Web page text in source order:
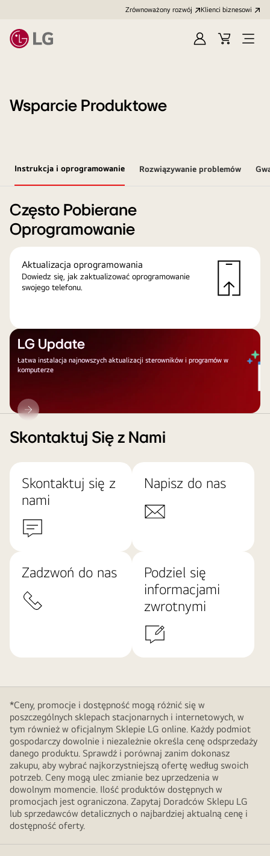
Zrównoważony rozwój Klienci biznesowi
ZalogujKoszyk
Wsparcie Produktowe
Instrukcja i oprogramowanie Rozwiązywanie problemów
Często Pobierane
Oprogramowanie
Aktualizacja oprogramowania
Dowiedz się, jak zaktualizować oprogramowanie
swojego telefonu.
LG Update
Łatwa instalacja najnowszych aktualizacji sterowników i programów w
komputerze
LG
Update
Skontaktuj Się z Nami
Skontaktuj się z
nami
Napisz do nas
Zadzwoń do nas
Podziel się
informacjami
zwrotnymi
*Ceny, promocje i dostępność mogą różnić się w
poszczególnych sklepach stacjonarnych i internetowych, w
tym również w oficjalnym Sklepie LG online. Każdy podmiot
gospodarczy dowolnie i niezależnie określa cenę odsprzedaży
danego produktu. Sprawdź i porównaj zanim dokonasz
zakupu, aby wybrać najkorzystniejszą ofertę według swoich
potrzeb. Ceny mogą ulec zmianie bez uprzedzenia w
dowolnym momencie. Ilość produktów dostępnych w
promocjach jest ograniczona. Zapytaj Doradców Sklepu LG
lub sprzedawców detalicznych o najbardziej aktualną cenę i
dostępność oferty.